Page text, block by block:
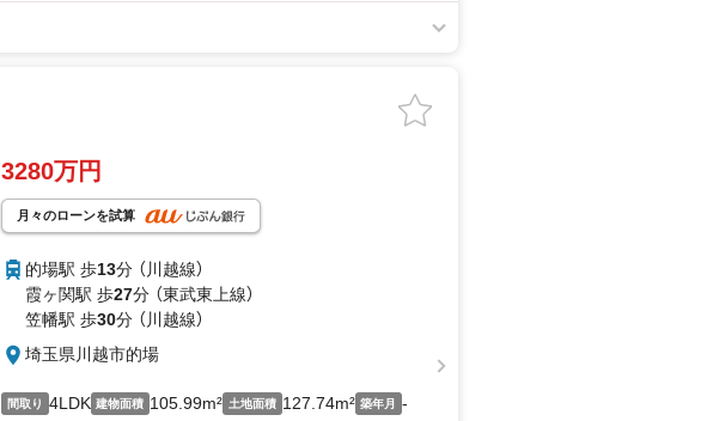
3280万円
月々のローンを試算
的場駅 歩13分 （川越線）
霞ヶ関駅 歩27分 （東武東上線）
笠幡駅 歩30分 （川越線）
埼玉県川越市的場
間取り 4LDK 建物面積 105.99m² 土地面積 127.74m² 築年月 -